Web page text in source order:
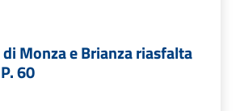
Monza e Brianza riasfalta
60